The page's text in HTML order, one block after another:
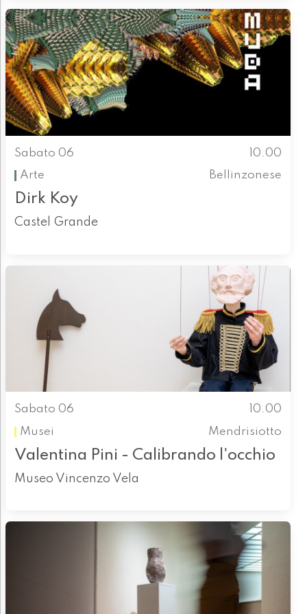
Sabato 06
10.00
Arte
Bellinzonese
Dirk Koy
Castel Grande
Sabato 06
10.00
Musei
Mendrisiotto
Valentina Pini - Calibrando l'occhio
Museo Vincenzo Vela